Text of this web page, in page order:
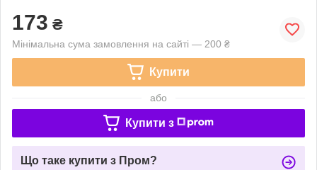
173 ₴
Мінімальна сума замовлення на сайті — 200 ₴
Купити
або
Купити з
Що таке купити з Пром?